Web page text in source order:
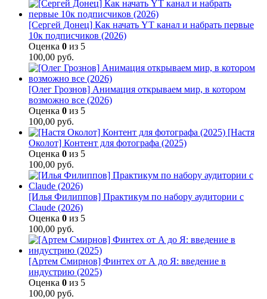
[Сергей Донец] Как начать YT канал и набрать первые
10к подписчиков (2026)
Оценка 0 из 5
100,00 руб.
[Олег Грознов] Анимация открываем мир, в котором
возможно все (2026)
Оценка 0 из 5
100,00 руб.
[Настя
Околот] Контент для фотографа (2025)
Оценка 0 из 5
100,00 руб.
[Илья Филиппов] Практикум по набору аудитории с
Claude (2026)
Оценка 0 из 5
100,00 руб.
[Артем Смирнов] Финтех от А до Я: введение в
индустрию (2025)
Оценка 0 из 5
100,00 руб.